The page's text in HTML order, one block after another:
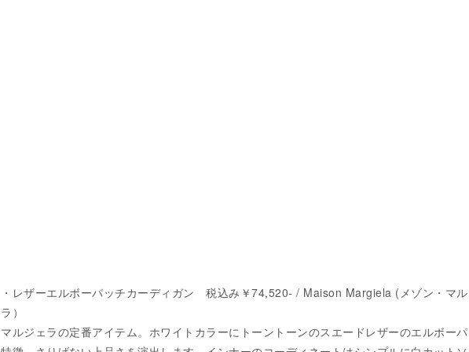
・レザーエルボーパッチカーディガン 税込み￥74,520- / Maison Margiela (メゾン・マル
ラ）
マルジェラの定番アイテム。ホワイトカラーにトーントーンのスエードレザーのエルボー